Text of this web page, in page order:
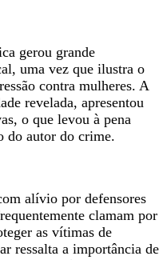
gerou grande
uma vez que ilustra o
contra mulheres. A
revelada, apresentou
o que levou à pena
do autor do crime.
alívio por defensores
clamam por
as vítimas de
ressalta a importância de